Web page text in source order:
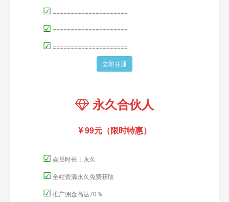
☑ =====================
☑ =====================
☑ =====================
立即开通
永久合伙人
99元（限时特惠）
☑ 会员时长：永久
☑ 全站资源永久免费获取
☑ 推广佣金高达70％